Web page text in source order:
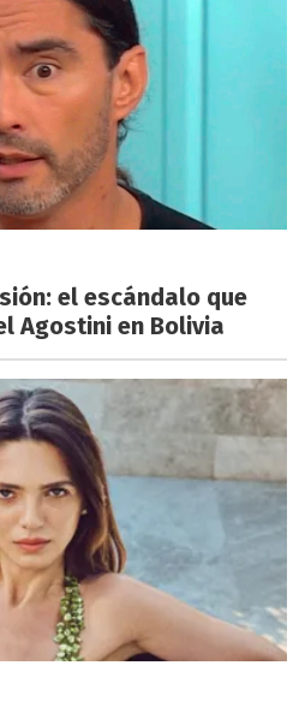
el escándalo que
Agostini en Bolivia